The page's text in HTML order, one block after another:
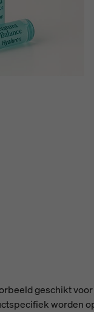
geschikt
worden